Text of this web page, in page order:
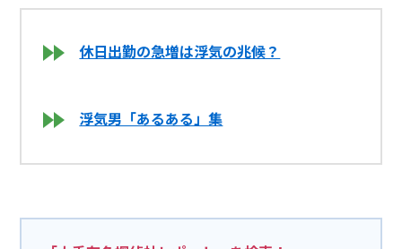
休日出勤の急増は浮気の兆候？
浮気男「あるある」集